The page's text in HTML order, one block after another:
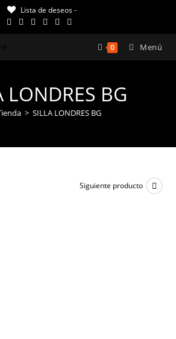
Lista de deseos -
0 Menú
LONDRES BG
> SILLA LONDRES BG
Siguiente producto